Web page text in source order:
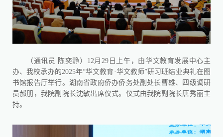
（通讯员 陈奕静）12月29日上午，由华文教育发展中心主
办、我校承办的2025年“华文教育·华文教师”研习班结业典礼在图
书馆报告厅举行。湖南省政府侨办侨务处副处长曹雄、四级调研
员郝朋，我院副院长沈敏出席仪式。仪式由我院副院长唐秀丽主
持。